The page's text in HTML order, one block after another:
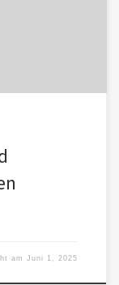
amJuni 1, 2025